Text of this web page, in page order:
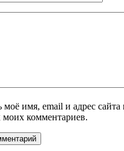
имя, email и адрес сайта
комментариев.